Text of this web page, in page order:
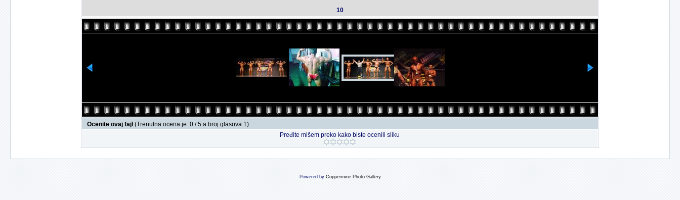
10
Ocenite ovaj fajl (Trenutna ocena je: 0 / 5 a broj glasova 1)
Pređite mišem preko kako biste ocenili sliku
Powered by Coppermine Photo Gallery